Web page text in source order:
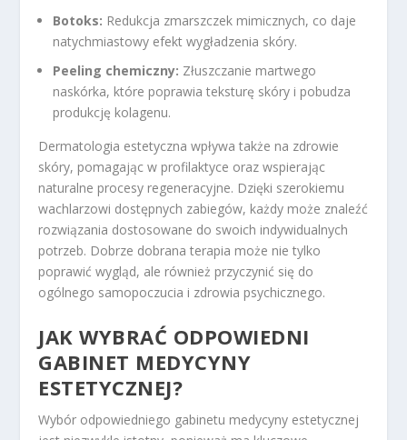
Botoks: Redukcja zmarszczek mimicznych, co daje
natychmiastowy efekt wygładzenia skóry.
Peeling chemiczny: Złuszczanie martwego
naskórka, które poprawia teksturę skóry i pobudza
produkcję kolagenu.
Dermatologia estetyczna wpływa także na zdrowie
skóry, pomagając w profilaktyce oraz wspierając
naturalne procesy regeneracyjne. Dzięki szerokiemu
wachlarzowi dostępnych zabiegów, każdy może znaleźć
rozwiązania dostosowane do swoich indywidualnych
potrzeb. Dobrze dobrana terapia może nie tylko
poprawić wygląd, ale również przyczynić się do
ogólnego samopoczucia i zdrowia psychicznego.
JAK WYBRAĆ ODPOWIEDNI
GABINET MEDYCYNY
ESTETYCZNEJ?
Wybór odpowiedniego gabinetu medycyny estetycznej